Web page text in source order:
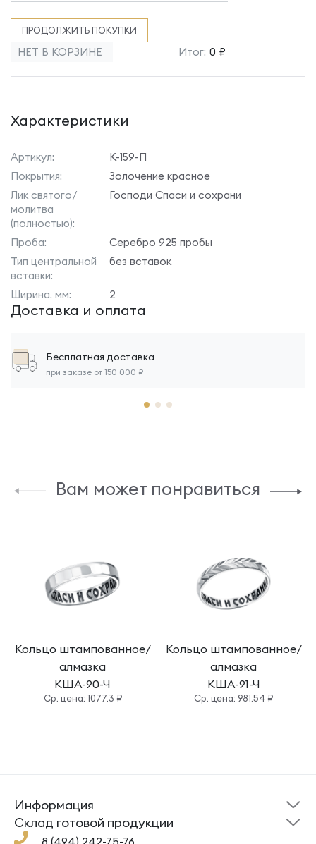
ПРОДОЛЖИТЬ ПОКУПКИ
НЕТ В КОРЗИНЕ Итог: 0 ₽
Характеристики
Артикул:
К-159-П
Покрытия:
Золочение красное
Лик святого/
молитва
(полностью):
Господи Спаси и сохрани
Проба:
Серебро 925 пробы
Тип центральной
вставки:
без вставок
Ширина, мм: 2
Доставка и оплата
Бесплатная доставка
при заказе от 150 000 ₽
Вам может понравиться
Кольцо штампованное/
алмазка
КША-90-Ч
Cр. цена: 1077.3 ₽
Кольцо штампованное/
алмазка
КША-91-Ч
Cр. цена: 981.54 ₽
8 (494) 242-75-76
Информация
Склад готовой
продукции
Помощь
Cклад готовой продукции
Кресты
Ложки